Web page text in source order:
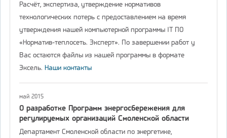
Расчёт, экспертиза, утверждение нормативов
технологических потерь с предоставлением на время
утверждения нашей компьютерной программы IT ПО
«Норматив-теплосеть. Эксперт». По завершении работ у
Вас остаются файлы из нашей программы в формате
Эксель. Наши контакты
май 2015
О разработке Программ энергосбережения для
регулируемых организаций Смоленской области
Департамент Смоленской области по энергетике,